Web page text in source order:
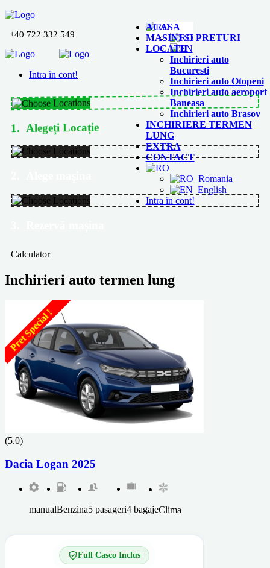
+40 722 332 549
ACASA
MASINI SI PRETURI
LOCATII
Inchirieri auto
Bucuresti
Inchirieri auto Otopeni
Inchirieri auto aeroport
Baneasa
Inchirieri auto Brasov
INCHIRIERE TERMEN
LUNG
EXTRA
CONTACT
Romania
English
Intra în cont!
Intra în cont!
1. Alegeți Locație
Calculator
Inchirieri auto termen lung
Pret Special !
(5.0)
Dacia Logan 2025
manualBenzina5 pasageri4 bagajeClima
Full Casco Inclus